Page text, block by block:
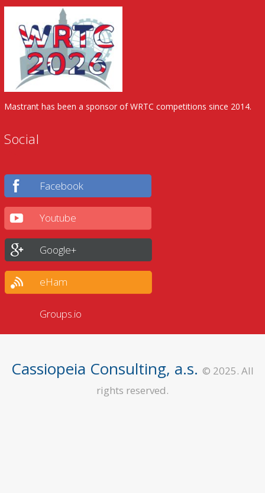
Mastrant has been a sponsor of WRTC competitions since 2014.
Social
Facebook
Youtube
Google+
eHam
Groups.io
Cassiopeia Consulting, a.s. © 2025. All
rights reserved.